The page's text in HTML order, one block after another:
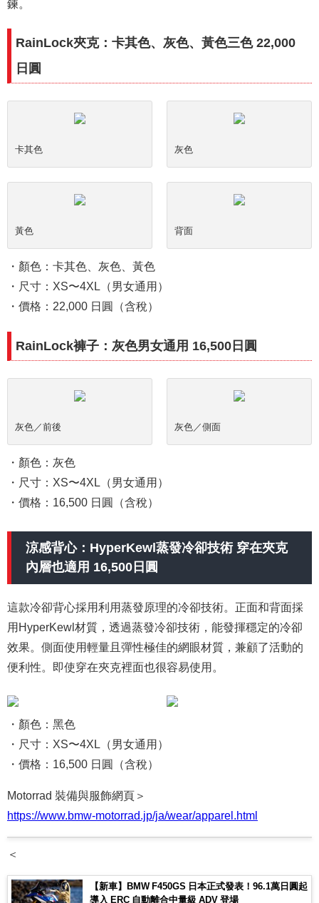
鍊。
RainLock夾克：卡其色、灰色、黃色三色 22,000
日圓
卡其色 灰色
黃色 背面
・顏色：卡其色、灰色、黃色
・尺寸：XS〜4XL（男女通用）
・價格：22,000 日圓（含稅）
RainLock褲子：灰色男女通用 16,500日圓
灰色／前後 灰色／側面
・顏色：灰色
・尺寸：XS〜4XL（男女通用）
・價格：16,500 日圓（含稅）
涼感背心：HyperKewl蒸發冷卻技術 穿在夾克
內層也適用 16,500日圓
這款冷卻背心採用利用蒸發原理的冷卻技術。正面和背面採
用HyperKewl材質，透過蒸發冷卻技術，能發揮穩定的冷卻
效果。側面使用輕量且彈性極佳的網眼材質，兼顧了活動的
便利性。即使穿在夾克裡面也很容易使用。
・顏色：黑色
・尺寸：XS〜4XL（男女通用）
・價格：16,500 日圓（含稅）
Motorrad 裝備與服飾網頁＞
https://www.bmw-motorrad.jp/ja/wear/apparel.html
＜
【新車】BMW F450GS 日本正式發表！96.1萬日圓起
導入 ERC 自動離合中量級 ADV 登場